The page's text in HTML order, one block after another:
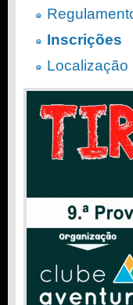
Inscrições
Localização